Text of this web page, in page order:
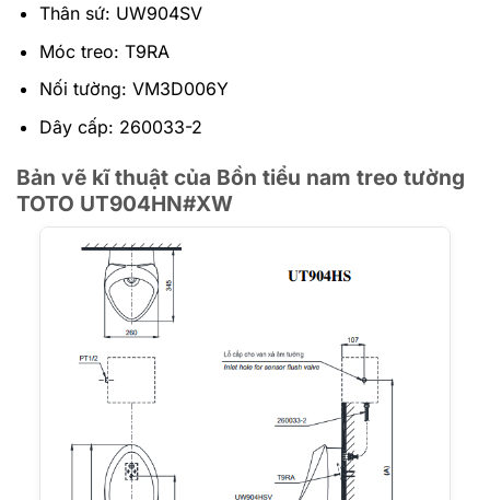
Thân sứ: UW904SV
Móc treo: T9RA
Nối tường: VM3D006Y
Dây cấp: 260033-2
Bản vẽ kĩ thuật của Bồn tiểu nam treo tường
TOTO UT904HN#XW